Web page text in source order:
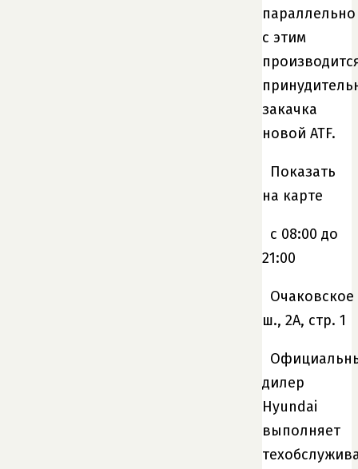
параллельно
с этим
закачка
новой ATF.
Показать
на карте
c 08:00 до
21:00
Очаковское
ш., 2А, стр. 1
дилер
Hyundai
выполняет